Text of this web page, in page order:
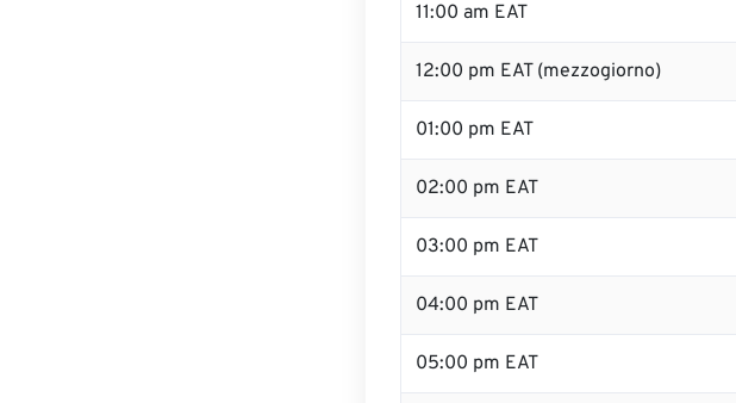
11:00 am EAT
12:00 pm EAT (mezzogiorno)
01:00 pm EAT
02:00 pm EAT
03:00 pm EAT
04:00 pm EAT
05:00 pm EAT